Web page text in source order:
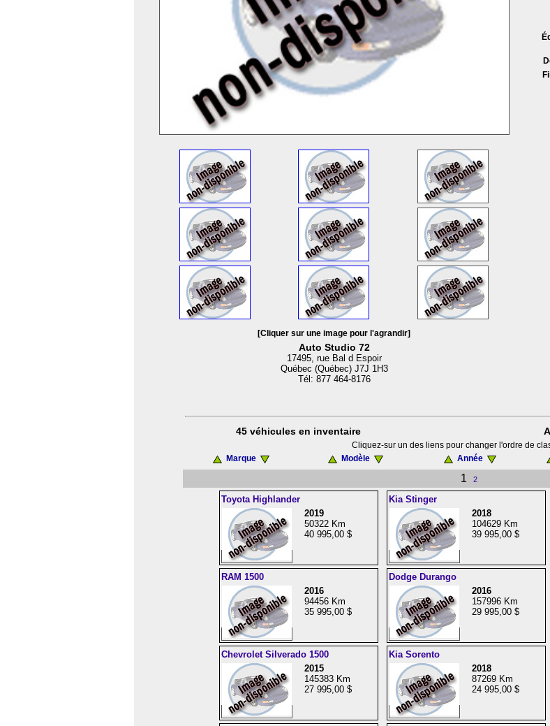
[Cliquer sur une image pour l'agrandir]
Auto Studio 72
17495, rue Bal d Espoir
Québec (Québec) J7J 1H3
Tél: 877 464-8176
45 véhicules en inventaire
Cliquez-sur un des liens pour changer l'ordre de
Marque
Modèle Année
1 2
Toyota Highlander
2019
50322 Km
40 995,00 $
Kia Stinger
2018
104629 Km
39 995,00 $
RAM 1500
2016
94456 Km
35 995,00 $
Dodge Durango
2016
157996 Km
29 995,00 $
Chevrolet Silverado 1500
2015
145383 Km
27 995,00 $
Kia Sorento
2018
87269 Km
24 995,00 $